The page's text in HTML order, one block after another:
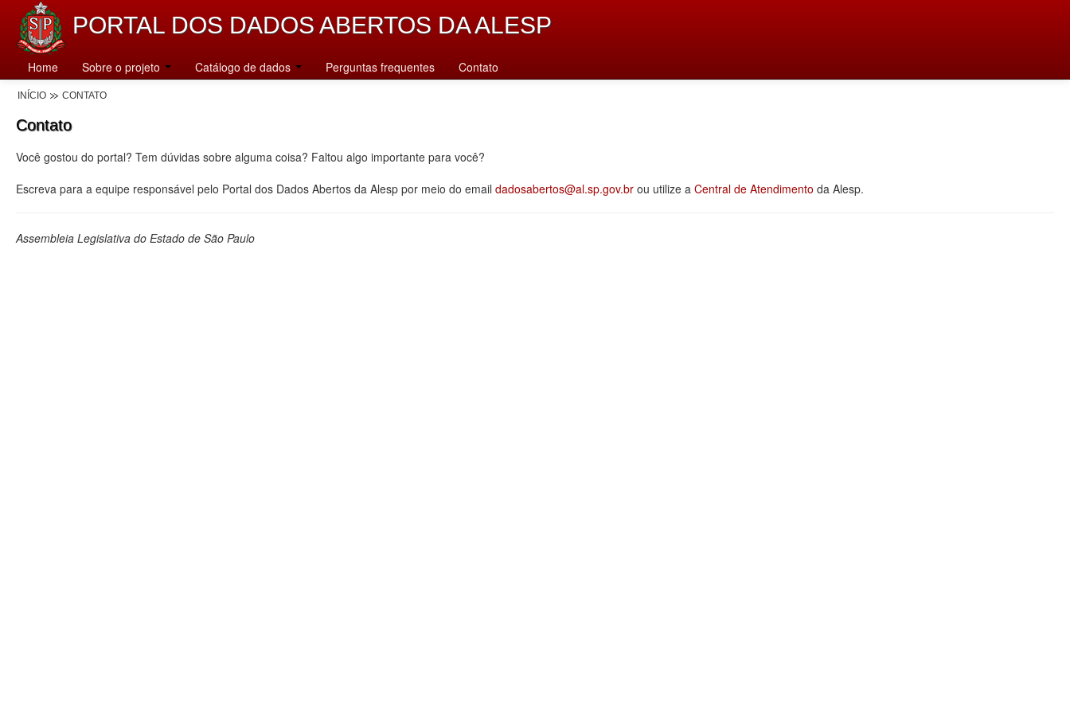
PORTAL DOS DADOS ABERTOS DA ALESP
Home Sobre o projeto Catálogo de dados Perguntas frequentes Contato
INÍCIO CONTATO
Contato
Você gostou do portal? Tem dúvidas sobre alguma coisa? Faltou algo importante para você?
Escreva para a equipe responsável pelo Portal dos Dados Abertos da Alesp por meio do email dadosabertos@al.sp.gov.br ou utilize a Central de Atendimento da Alesp.
Assembleia Legislativa do Estado de São Paulo